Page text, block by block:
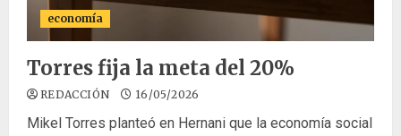
economía
Torres fija la meta del 20%
REDACCIÓN 16/05/2026
Mikel Torres planteó en Hernani que la economía social